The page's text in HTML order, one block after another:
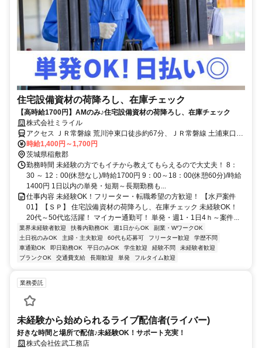
住宅設備資材の荷降ろし、在庫チェック
【高時給1700円】AMのみ♪住宅設備資材の荷降ろし、在庫チェック
株式会社ミライル
アクセス ＪＲ常磐線 荒川沖東口徒歩約67分、ＪＲ常磐線 土浦東口徒
歩約79分、ＪＲ常磐線 ひたち野うしく東口徒歩約83分 マイカー通勤
OK
時給1,400円～1,700円
茨城県稲敷郡
勤務時間 未経験の方でもイチから教えてもらえるので大丈夫！ 8：
30 ～ 12：00(休憩なし)/時給1700円 9：00～18：00(休憩60分)/時給
1400円 1日以内の単発・短期～長期勤務も...
仕事内容 未経験OK！フリーター・転職希望の方歓迎！ 【水戸案件
01】【ＳＰ】 住宅設備資材の荷降ろし、在庫チェック 未経験OK！
20代～50代迄活躍！ マイカー通勤可！ 単発・週1・1日4ｈ～案件...
業界未経験者歓迎 扶養内勤務OK 週1日からOK
副業・WワークOK
土日祝のみOK
主婦・主夫歓迎 60代も応募可 フリーター歓迎
学歴不問
車通勤OK
即日勤務OK 平日のみOK 学生歓迎 経験不問
未経験者歓迎
ブランクOK
交通費支給 長期歓迎 単発 フルタイム歓迎
業務委託
未経験から始められるライブ配信者(ライバー)
好きな時間と場所で配信♪未経験OK！サポート充実！
株式会社佐武工務店